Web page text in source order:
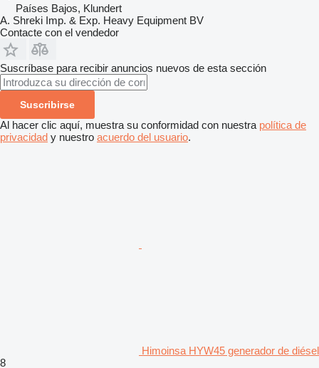
Países Bajos, Klundert
A. Shreki Imp. & Exp. Heavy Equipment BV
Contacte con el vendedor
Suscríbase para recibir anuncios nuevos de esta sección
Suscribirse
Al hacer clic aquí, muestra su conformidad con nuestra política de
privacidad y nuestro acuerdo del usuario.
Himoinsa HYW45 generador de diésel
8